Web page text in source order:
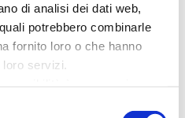
di analisi dei dati web,
potrebbero combinarle
fornito loro o che hanno
servizi.